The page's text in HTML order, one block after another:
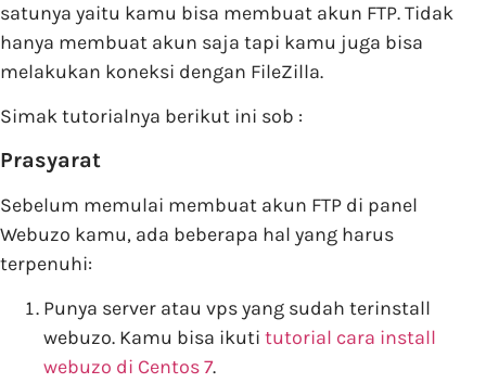
satunya yaitu kamu bisa membuat akun FTP. Tidak
hanya membuat akun saja tapi kamu juga bisa
melakukan koneksi dengan FileZilla.
Simak tutorialnya berikut ini sob :
Prasyarat
Sebelum memulai membuat akun FTP di panel
Webuzo kamu, ada beberapa hal yang harus
terpenuhi:
Punya server atau vps yang sudah terinstall
webuzo. Kamu bisa ikuti tutorial cara install
webuzo di Centos 7.